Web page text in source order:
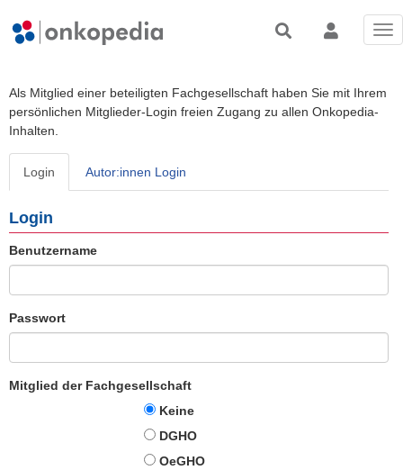
Als Mitglied einer beteiligten Fachgesellschaft haben Sie mit Ihrem
persönlichen Mitglieder-Login freien Zugang zu allen Onkopedia-
Inhalten.
Login Autor:innen Login
Login
Benutzername
Passwort
Mitglied der Fachgesellschaft
Keine
DGHO
OeGHO